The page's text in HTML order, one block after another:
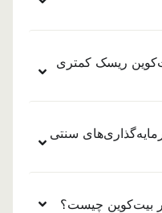
ریسک کمتری
سنتی
بیت‌کوین چیست؟